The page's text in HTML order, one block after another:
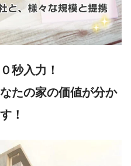
秒入力！
たの家の価値が分か
！